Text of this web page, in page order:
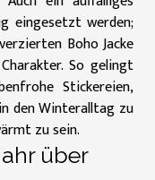
eingesetzt werden;
Boho Jacke
So gelingt
Stickereien,
den Winteralltag zu
zu sein.
über